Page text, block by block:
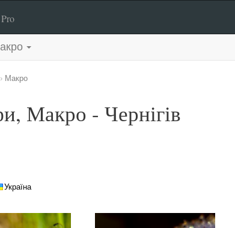
Pro
› Макро
Макро - Чернігів
Україна